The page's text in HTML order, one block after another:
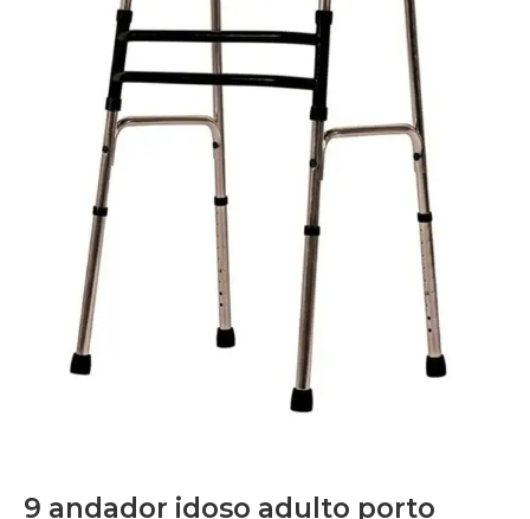
9 andador idoso adulto porto